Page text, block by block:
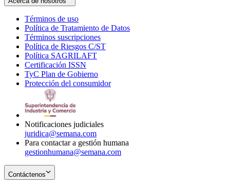
Términos de uso
in
new
window
Política de Tratamiento de Datos
Términos suscripciones
in
Política de Riesgos C/ST
Política SAGRILAFT
new
window
Certificación ISSN
in
new
TyC Plan de Gobierno
in
Protección del consumidorOpens
Notificaciones judiciales
juridica@semana.com
Para contactar a gestión humana
gestionhumana@semana.com
Contáctenos